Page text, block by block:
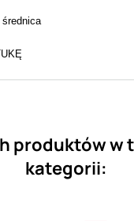
produktów w
kategorii: